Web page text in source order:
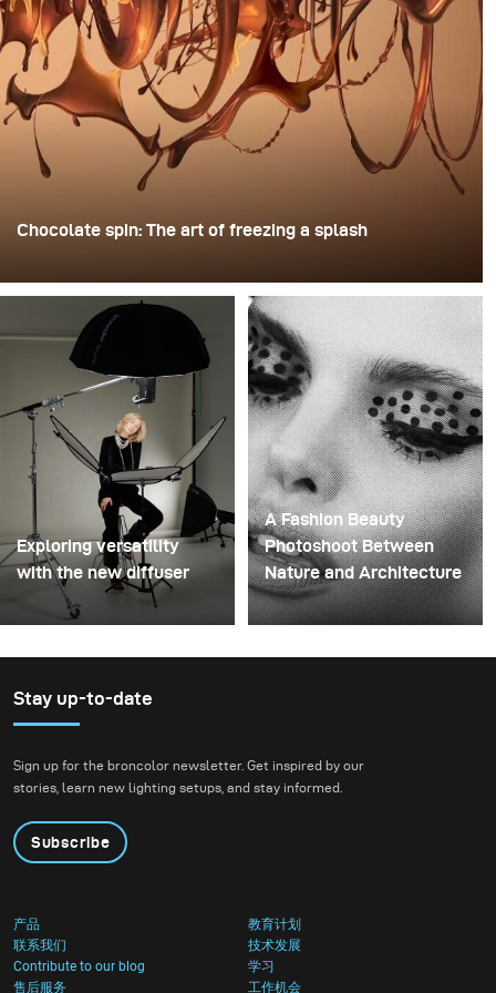
Chocolate spin: The art of freezing a splash
disposable plastic champagne glasses. He removed the
bases, drilled a hole through the centre of each one,
then stacked them onto a drill. This created a layered
spinning structure that could hold the liquid before
releasing it.
Exploring versatility
with the new diffuser
Some photo shoots are
equipment. This shoot
became both. I received
to broncolor Focus 110
wait to put it through a
real creative shoot.
A Fashion Beauty
Photoshoot Between
Nature and Architecture
For this project, we
architecture.
Stay up-to-date
Sign up for the broncolor newsletter. Get inspired by our
stories, learn new lighting setups, and stay informed.
Subscribe
产品
教育计划
联系我们
技术发展
Contribute to our blog
学习
售后服务
工作机会